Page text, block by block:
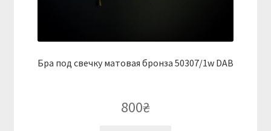
Бра под свечку матовая бронза 50307/1w DAB
800₴